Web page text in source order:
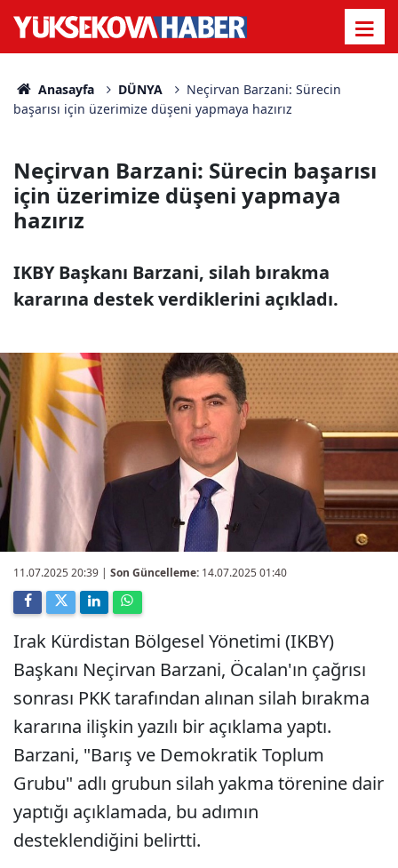
Anasayfa DÜNYA
Neçirvan Barzani: Sürecin
başarısı için üzerimize düşeni yapmaya hazırız
Neçirvan Barzani: Sürecin başarısı
için üzerimize düşeni yapmaya
hazırız
IKBY Başkanı Barzani, silah bırakma
kararına destek verdiklerini açıkladı.
11.07.2025 20:39 | Son Güncelleme: 14.07.2025 01:40
Irak Kürdistan Bölgesel Yönetimi (IKBY)
Başkanı Neçirvan Barzani, Öcalan'ın çağrısı
sonrası PKK tarafından alınan silah bırakma
kararına ilişkin yazılı bir açıklama yaptı.
Barzani, "Barış ve Demokratik Toplum
Grubu" adlı grubun silah yakma törenine dair
yaptığı açıklamada, bu adımın
desteklendiğini belirtti.